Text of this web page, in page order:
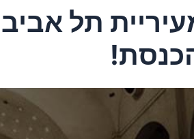
תל